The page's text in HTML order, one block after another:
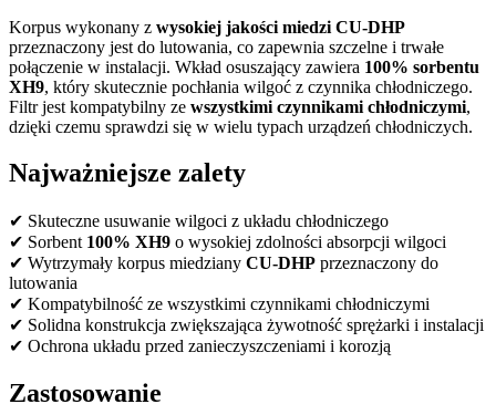
Korpus wykonany z wysokiej jakości miedzi CU-DHP
przeznaczony jest do lutowania, co zapewnia szczelne i trwałe
połączenie w instalacji. Wkład osuszający zawiera 100% sorbentu
XH9, który skutecznie pochłania wilgoć z czynnika chłodniczego.
Filtr jest kompatybilny ze wszystkimi czynnikami chłodniczymi,
dzięki czemu sprawdzi się w wielu typach urządzeń chłodniczych.
Najważniejsze zalety
✔ Skuteczne usuwanie wilgoci z układu chłodniczego
✔ Sorbent 100% XH9 o wysokiej zdolności absorpcji wilgoci
✔ Wytrzymały korpus miedziany CU-DHP przeznaczony do
lutowania
✔ Kompatybilność ze wszystkimi czynnikami chłodniczymi
✔ Solidna konstrukcja zwiększająca żywotność sprężarki i instalacji
✔ Ochrona układu przed zanieczyszczeniami i korozją
Zastosowanie